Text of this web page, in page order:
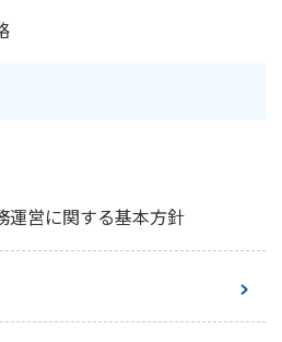
運営に関する基本方針